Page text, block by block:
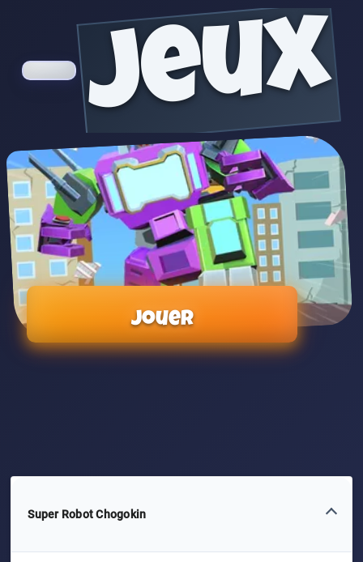
jeux
Jouer
Super Robot Chogokin